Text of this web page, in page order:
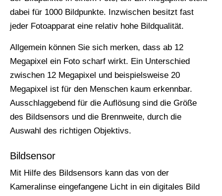
dabei für 1000 Bildpunkte. Inzwischen besitzt fast
jeder Fotoapparat eine relativ hohe Bildqualität.
Allgemein können Sie sich merken, dass ab 12
Megapixel ein Foto scharf wirkt. Ein Unterschied
zwischen 12 Megapixel und beispielsweise 20
Megapixel ist für den Menschen kaum erkennbar.
Ausschlaggebend für die Auflösung sind die Größe
des Bildsensors und die Brennweite, durch die
Auswahl des richtigen Objektivs.
Bildsensor
Mit Hilfe des Bildsensors kann das von der
Kameralinse eingefangene Licht in ein digitales Bild